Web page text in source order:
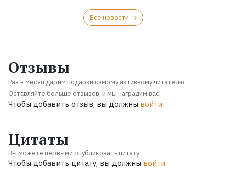
Все новости
Отзывы
Раз в месяц дарим подарки самому активному читателю.
Оставляйте больше отзывов, и мы наградим вас!
Чтобы добавить отзыв, вы должны войти.
Цитаты
Вы можете первыми опубликовать цитату
Чтобы добавить цитату, вы должны войти.